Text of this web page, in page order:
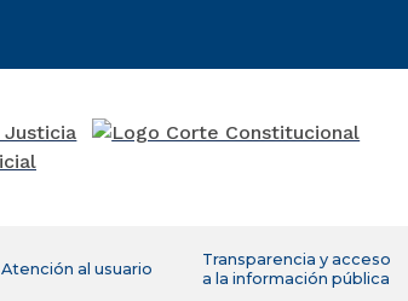
Atención al usuario
Transparencia y acceso
a la información pública